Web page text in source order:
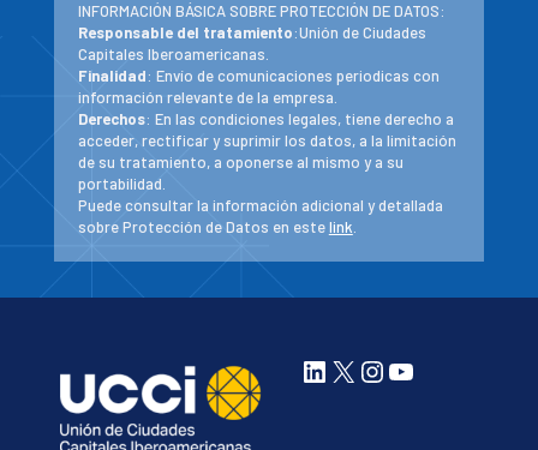
INFORMACIÓN BÁSICA SOBRE PROTECCIÓN DE DATOS:
Responsable del tratamiento:Unión de Ciudades
Capitales Iberoamericanas.
Finalidad: Envío de comunicaciones periodicas con
información relevante de la empresa.
Derechos: En las condiciones legales, tiene derecho a
acceder, rectificar y suprimir los datos, a la limitación
de su tratamiento, a oponerse al mismo y a su
portabilidad.
Puede consultar la información adicional y detallada
sobre Protección de Datos en estelink
LinkedIn
X Instagram
YouTube